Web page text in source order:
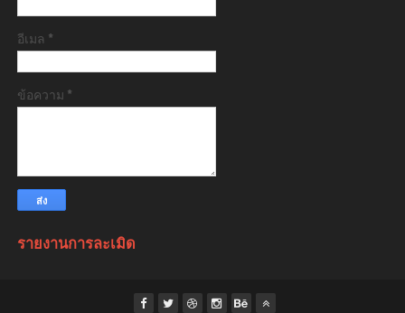
อีเมล *
ข้อความ *
รายงานการละเมิด